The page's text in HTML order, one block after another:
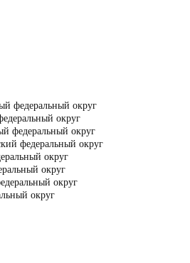
федеральный округ
округ
федеральный округ
федеральный округ
округ
округ
округ
округ